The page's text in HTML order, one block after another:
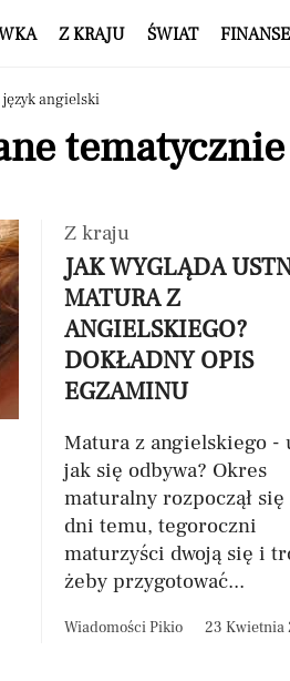
Z KRAJU ŚWIAT FINANSE
język angielski
Z kraju
JAK WYGLĄDA
MATURA Z
ANGIELSKIEGO?
DOKŁADNY OPIS
EGZAMINU
Matura z angielskiego -
jak się odbywa? Okres
maturalny rozpoczął
dni temu, tegoroczni
maturzyści dwoją się i
żeby przygotować...
Wiadomości Pikio 23 Kwietnia